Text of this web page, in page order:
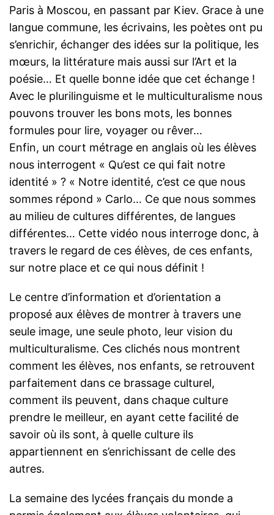
Paris à Moscou, en passant par Kiev. Grace à une
langue commune, les écrivains, les poètes ont pu
s’enrichir, échanger des idées sur la politique, les
mœurs, la littérature mais aussi sur l’Art et la
poésie… Et quelle bonne idée que cet échange !
Avec le plurilinguisme et le multiculturalisme nous
pouvons trouver les bons mots, les bonnes
formules pour lire, voyager ou rêver…
Enfin, un court métrage en anglais où les élèves
nous interrogent « Qu’est ce qui fait notre
identité » ? « Notre identité, c’est ce que nous
sommes répond » Carlo… Ce que nous sommes
au milieu de cultures différentes, de langues
différentes… Cette vidéo nous interroge donc, à
travers le regard de ces élèves, de ces enfants,
sur notre place et ce qui nous définit !
Le centre d’information et d’orientation a
proposé aux élèves de montrer à travers une
seule image, une seule photo, leur vision du
multiculturalisme. Ces clichés nous montrent
comment les élèves, nos enfants, se retrouvent
parfaitement dans ce brassage culturel,
comment ils peuvent, dans chaque culture
prendre le meilleur, en ayant cette facilité de
savoir où ils sont, à quelle culture ils
appartiennent en s’enrichissant de celle des
autres.
La semaine des lycées français du monde a